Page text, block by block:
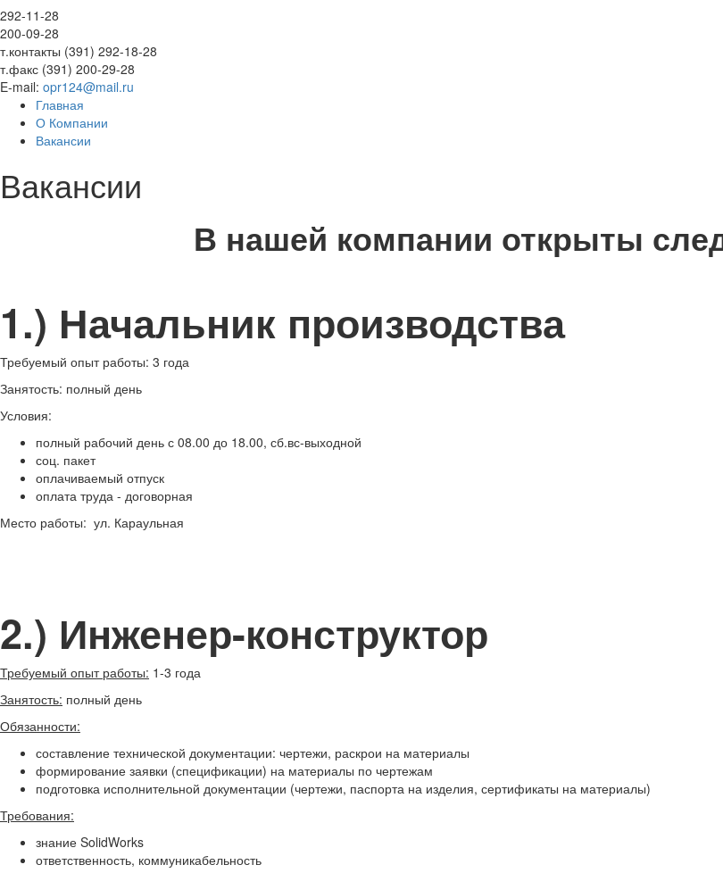
292-11-28
200-09-28
т.контакты (391) 292-18-28
т.факс (391) 200-29-28
E-mail: opr124@mail.ru
Главная
О Компании
Вакансии
Вакансии
В нашей компании открыты
1.) Начальник производства
Требуемый опыт работы: 3 года
Занятость: полный день
Условия:
полный рабочий день с 08.00 до 18.00, сб.вс-выходной
соц. пакет
оплачиваемый отпуск
оплата труда - договорная
Место работы: ул. Караульная
2.) Инженер-конструктор
Требуемый опыт работы: 1-3 года
Занятость: полный день
Обязанности:
составление технической документации: чертежи, раскрои на материалы
формирование заявки (спецификации) на материалы по чертежам
подготовка исполнительной документации (чертежи, паспорта на изделия, сертификаты на материалы)
Требования:
знание SolidWorks
ответственность, коммуникабельность